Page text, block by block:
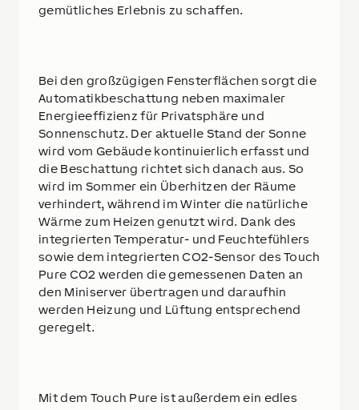
gemütliches Erlebnis zu schaffen.
Bei den großzügigen Fensterflächen sorgt die
Automatikbeschattung neben maximaler
Energieeffizienz für Privatsphäre und
Sonnenschutz. Der aktuelle Stand der Sonne
wird vom Gebäude kontinuierlich erfasst und
die Beschattung richtet sich danach aus. So
wird im Sommer ein Überhitzen der Räume
verhindert, während im Winter die natürliche
Wärme zum Heizen genutzt wird. Dank des
integrierten Temperatur- und Feuchtefühlers
sowie dem integrierten CO2-Sensor des Touch
Pure CO2 werden die gemessenen Daten an
den Miniserver übertragen und daraufhin
werden Heizung und Lüftung entsprechend
geregelt.
Mit dem Touch Pure ist außerdem ein edles